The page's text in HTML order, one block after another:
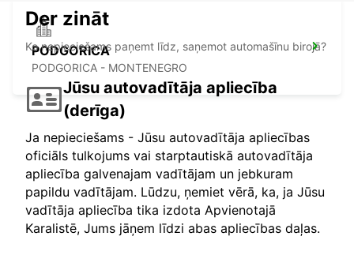
PODGORICA
PODGORICA - MONTENEGRO
Der zināt
Ko nepieciešams paņemt līdz, saņemot automašīnu birojā?
Jūsu autovadītāja apliecība
(derīga)
Ja nepieciešams - Jūsu autovadītāja apliecības
oficiāls tulkojums vai starptautiskā autovadītāja
apliecība galvenajam vadītājam un jebkuram
papildu vadītājam. Lūdzu, ņemiet vērā, ka, ja Jūsu
vadītāja apliecība tika izdota Apvienotajā
Karalistē, Jums jāņem līdzi abas apliecības daļas.